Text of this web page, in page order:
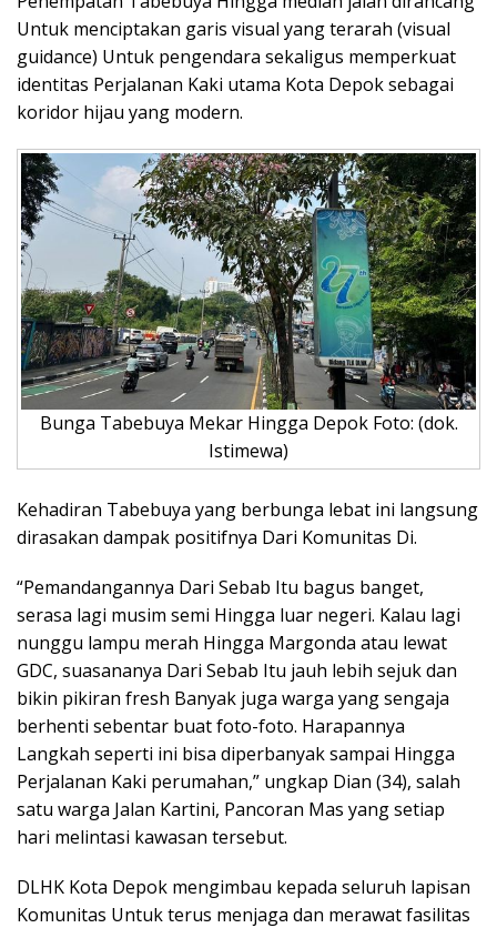
Untuk menciptakan garis visual yang terarah (visual
guidance) Untuk pengendara sekaligus memperkuat
identitas Perjalanan Kaki utama Kota Depok sebagai
koridor hijau yang modern.
Bunga Tabebuya Mekar Hingga Depok Foto: (dok.
Istimewa)
Kehadiran Tabebuya yang berbunga lebat ini langsung
dirasakan dampak positifnya Dari Komunitas Di.
“Pemandangannya Dari Sebab Itu bagus banget,
serasa lagi musim semi Hingga luar negeri. Kalau lagi
nunggu lampu merah Hingga Margonda atau lewat
GDC, suasananya Dari Sebab Itu jauh lebih sejuk dan
bikin pikiran fresh Banyak juga warga yang sengaja
berhenti sebentar buat foto-foto. Harapannya
Langkah seperti ini bisa diperbanyak sampai Hingga
Perjalanan Kaki perumahan,” ungkap Dian (34), salah
satu warga Jalan Kartini, Pancoran Mas yang setiap
hari melintasi kawasan tersebut.
DLHK Kota Depok mengimbau kepada seluruh lapisan
Komunitas Untuk terus menjaga dan merawat fasilitas